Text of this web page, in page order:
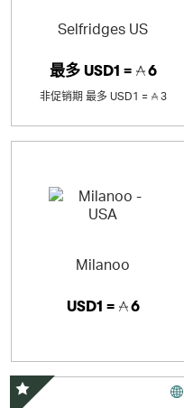
Selfridges US
最多USD1 = 6
非促销期 最多 USD1 = 3
Milanoo
USD1 = 6
精选优惠